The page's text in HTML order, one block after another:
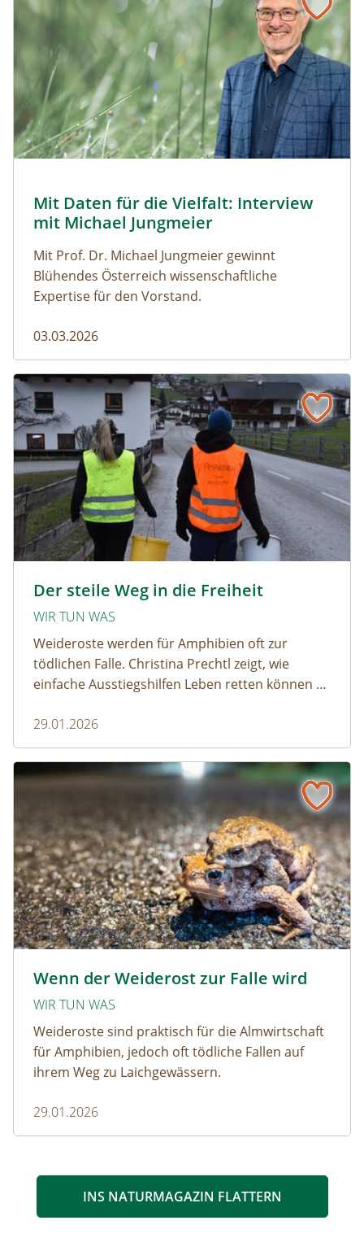
Hofladen "Genusshaltestelle", in dem man die
Hofprodukte erwerben kann. Das nächste
Restaurant befindet sich 100 m entfernt und ein
Lebensmittelgeschäft finden Sie im Zentrum von
Attersee.
entfernt.
Naturmagazin: Mit Daten für die Vielfalt: Interview mit
Mit Daten für die Vielfalt: Interview
mit Michael Jungmeier
Mit Prof. Dr. Michael Jungmeier gewinnt
Blühendes Österreich wissenschaftliche
Expertise für den Vorstand.
03.03.2026
Der steile Weg in die Freiheit
WIR TUN WAS
Weideroste werden für Amphibien oft zur
tödlichen Falle. Christina Prechtl zeigt, wie
einfache Ausstiegshilfen Leben retten können –
Aufwand.
29.01.2026
Der steile Weg in die Freiheit
Wenn der Weiderost zur Falle wird
WIR TUN WAS
Weideroste sind praktisch für die Almwirtschaft
für Amphibien, jedoch oft tödliche Fallen auf
ihrem Weg zu Laichgewässern.
29.01.2026
Wenn der Weiderost zur Falle wird
INS NATURMAGAZIN FLATTERN